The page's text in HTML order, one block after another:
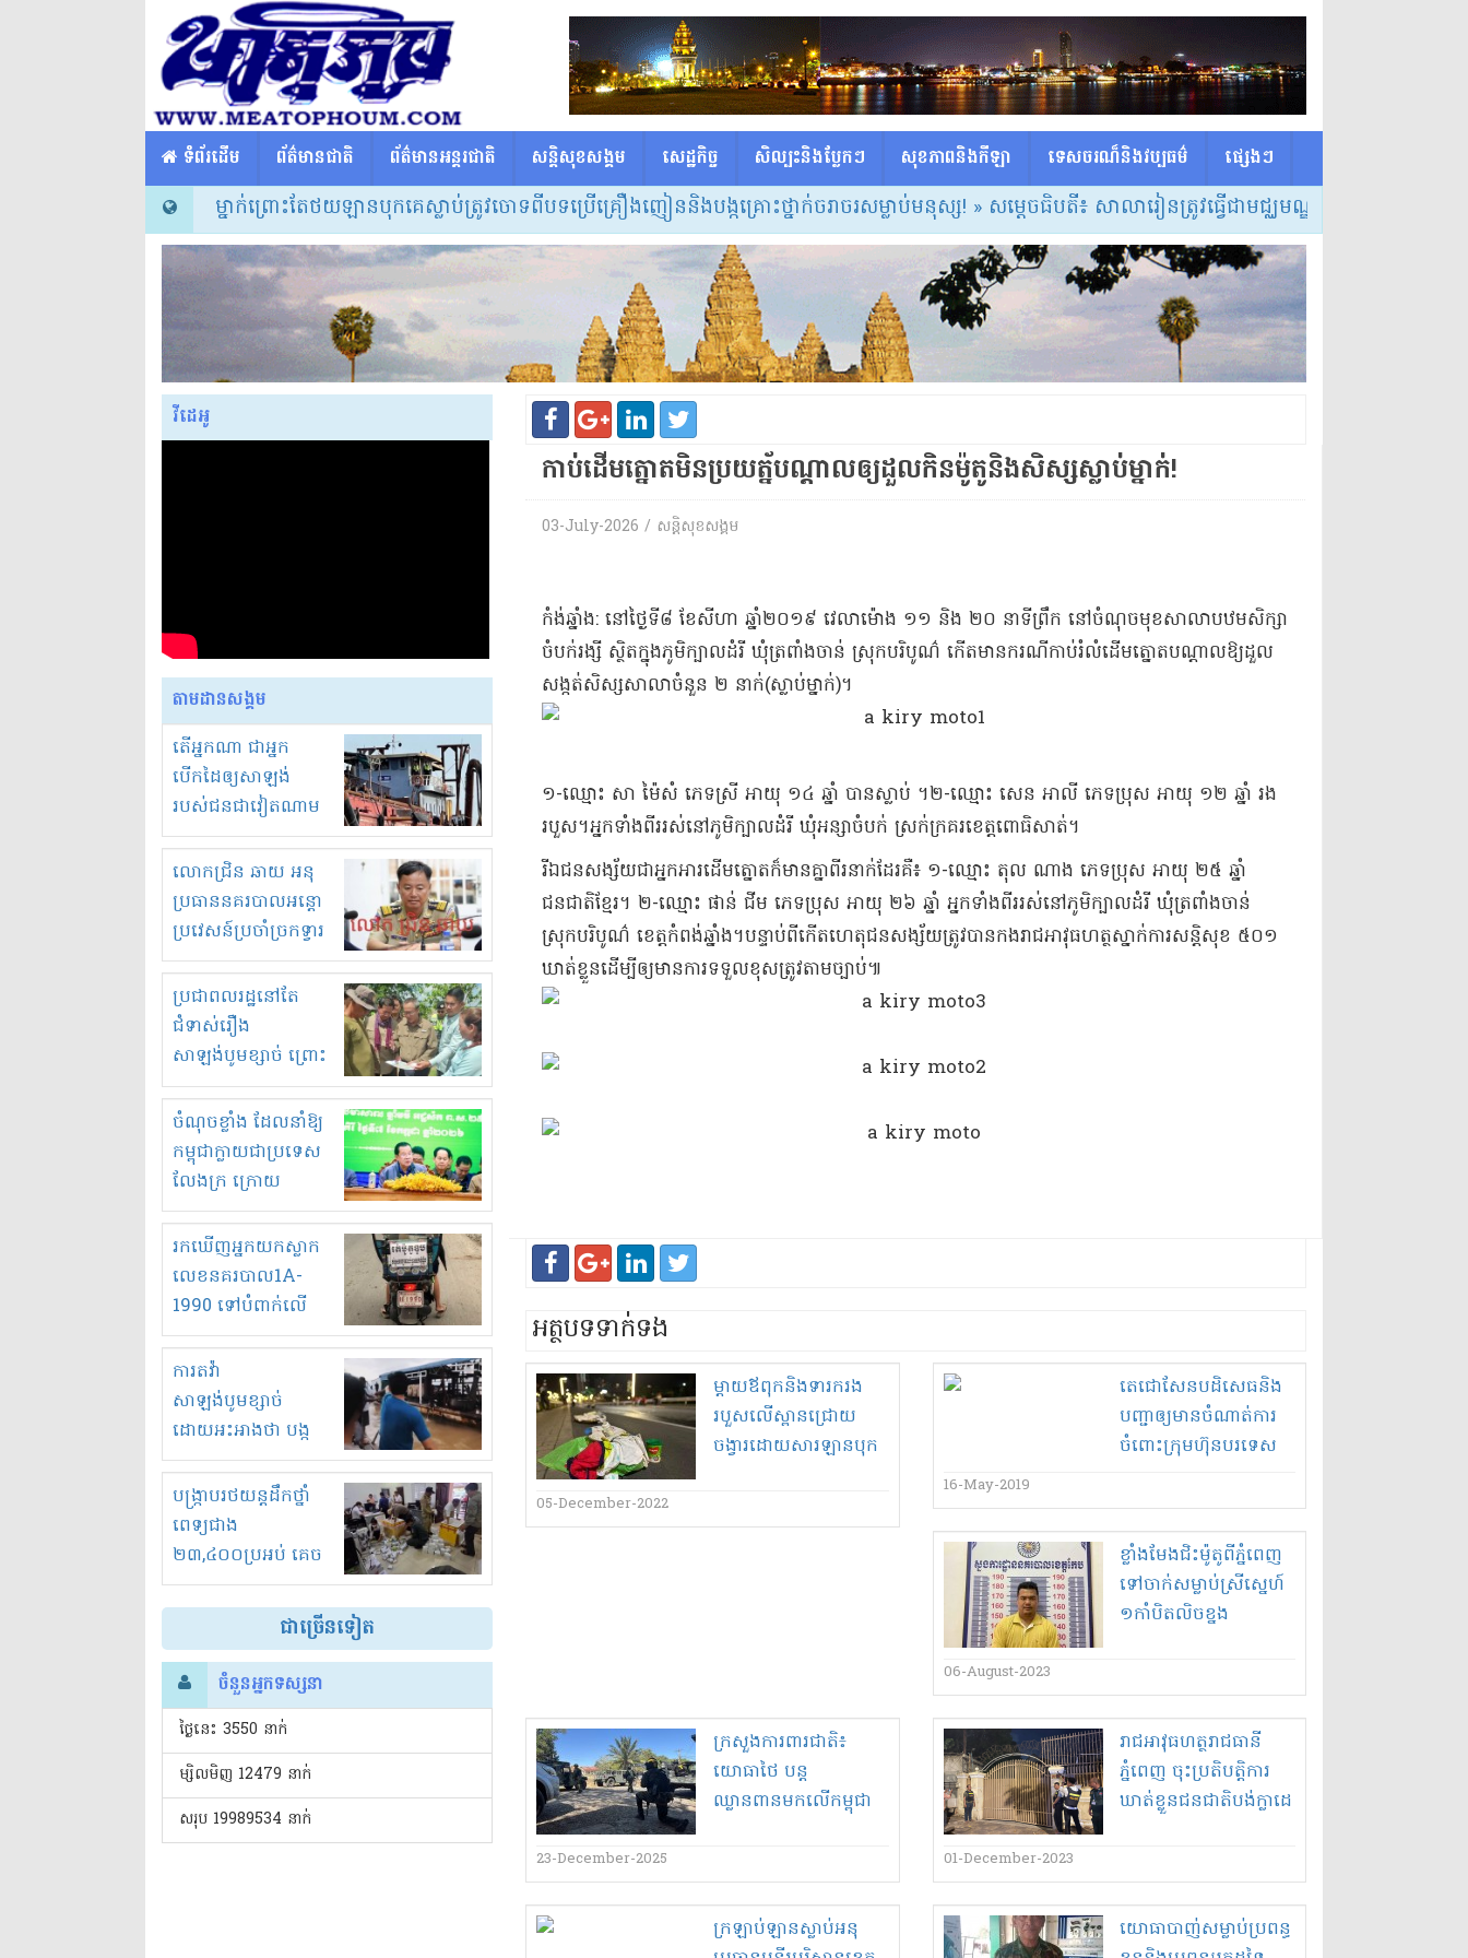
​​ ទំព័រដើម ព័ត៌មានជាតិ ព័ត៌មានអន្តរជាតិ សន្តិសុខសង្គម សេដ្ឋកិច្ច សិល្បះនិងប្លែកៗ សុខភាពនិងកីឡា ទេសចរណ៏និងវប្បធម៌ ផ្សេង​ៗ
» ទ្រីសក្កដាអ្នកសិល្បៈម្នាក់ព្រោះតែថយឡានបុកគេស្លាប់ត្រូវចោទពីបទប្រើគ្រឿងញៀននិងបង្កគ្រោះថ្នាក់ចរាចរសម្លាប់មនុស្ស!» សម្ដេចធិបតី៖ សាលារៀនត្រូវធ្វើជាមជ្ឈមណ្ឌលកំណត់វិធីសាស្ត្រ
វីដេអូ
តាមដានសង្គម
តើអ្នកណា ជាអ្នក
បើកដៃឲ្យសាឡង់
របស់ជនជាវៀតណាម
ចូល មកខុស
ច្បាប់លួចបូមខ្សាច់នៅ
ក្នុងប្រទេសកម្ពុជា
លោកជ្រិន ឆាយ អនុ
ប្រធាននគរបាលអន្តោ
ប្រវេសន៍ប្រចាំច្រកទ្វារ
ព្រំដែនភ្នំឌិន និងឈ្មួញ
មួយចំនួនទៀត
កំពង់តែគុបគិតគ្នា
ធ្វើសកម្មភាពរកស៊ីនិង
ស្តុកទំនិញគេចពន្ធ?
ប្រជាពលរដ្ឋនៅតែ
ជំទាស់រឿង
សាឡង់បូមខ្សាច់ ព្រោះ
ខ្លាចបាក់ច្រាំងទៀត!
ចំណុចខ្លាំង ដែលនាំឱ្យ
កម្ពុជាក្លាយជាប្រទេស
លែងក្រ ក្រោយ
ឆ្នាំ២០៣០
រកឃើញអ្នកយកស្លាក
លេខនគរបាល1A-
1990 ទៅបំពាក់លើ
ម៉ូតូរបស់ខ្លួន ដាកផ្លាក
រត់ឌុបហើយ
ការតវ៉ា
សាឡង់បូមខ្សាច់
ដោយអះអាងថា បង្ក
បាក់ច្រាំងទន្លេ និង
រំខានទាំងយប់ទាំងថ្ងៃ
បង្ក្រាបរថយន្តដឹកថ្នាំ
ពេទ្យជាង
២៣,៤០០ប្រអប់ គេច
ពន្ធនិងអត់ច្បាប់នាំ
ចូល!?
ជាច្រើនទៀត
ចំនួនអ្នកទស្សនា
ថ្ងៃនេះ​ 3550 នាក់
ម្សិលមិញ 12479 នាក់
សរុប 19989534 នាក់
កាប់​ដើមត្នោត​មិន​ប្រ​យ​ត្ន័​បណ្តាល​ឲ្យ​ដួល​កិន​ម៉ូតូ​និង​សិស្ស​ស្លាប់​ម្នាក់​!
03-July-2026 / សន្តិសុខសង្គម
​កំង់​ឆ្នាំង​: នៅ​ថ្ងៃទី​៨ ខែសីហា ឆ្នាំ​២០១៩ វេលា​ម៉ោង ១១ និង ២០ នាទី​ព្រឹក នៅ​ចំណុច​មុខ​សាលាបឋមសិក្សា
ចំបក់​រង្សី ស្ថិត​ក្នុងភូមិ​ក្បាលដំរី ឃុំ​ត្រពាំង​ចាន់ ស្រុក​បរិបូណ៌ កើតមាន​ករណី​កាប់រំលំ​ដើមត្នោត​បណ្ដាលឱ្យ​ដួល​
សង្កត់​សិស្សសាលា​ចំនួន ២ នាក់(ស្លាប់ម្នាក់)​។
១-​ឈ្មោះ សា ម៉ៃ​សំ ភេទ​ស្រី អាយុ ១៤ ឆ្នាំ បាន​ស្លាប់ ។២-​ឈ្មោះ សេន អា​លី ភេទ​ប្រុស អាយុ ១២ ឆ្នាំ រង
របួស​។​​អ្នក​ទាំងពីរ​រស់នៅ​ភូមិ​ក្បាលដំរី ឃុំ​អ​ន្សា​ចំបក់ ស្រក់​ក្រគរ​ខេត្តពោធិសាត់​។​
​រីឯ​ជនសង្ស័យ​ជា​អ្នក​អារ​ដើមត្នោត​ក៏មាន​គ្នា​ពីរ​នាក់​ដែរ​គឺ​៖ ១-​ឈ្មោះ តុល ណា​ង ភេទ​ប្រុស អាយុ ២៥ ឆ្នាំ
ជនជាតិខ្មែរ​។ ២-​ឈ្មោះ ផាន់ ជី​ម ភេទ​ប្រុស អាយុ ២៦ ឆ្នាំ អ្នក​ទាំងពីរ​រស់នៅ​ភូមិ​ក្បាលដំរី ឃុំ​ត្រពាំង​ចាន់
ស្រុក​បរិបូណ៌ ខេត្តកំពង់ឆ្នាំង​។​​បន្ទាប់ពី​កើតហេតុ​ជនសង្ស័យ​ត្រូវបាន​កងរាជអាវុធហត្ថ​ស្នាក់ការ​សន្តិសុខ ៥០១
ឃាត់ខ្លួន​ដើម្បី​ឲ្យ​មានការ​ទទួលខុសត្រូវ​តាមច្បាប់​៕
អត្ថបទទាក់ទង
ម្តាយ​ឪពុក​និង​ទារក​រង
របួស​លើ​ស្ពាន​ជ្រោយ
ចង្វារ​ដោយសារ​ឡាន​បុក​
05-December-2022
តេ​ជោ​សែន​បដិសេធ​និង​
បញ្ជា​ឲ្យ​មាន​ចំណាត់ការ​
ចំពោះ​ក្រុមហ៊ុន​បរទេស​
ធនាគារជាតិ​រកស៊ី​ដោយ​
គ្មាន​ការអនុញ្ញាតិ​!
16-May-2019
ខ្លាំង​មែ​ង​ជិះ​ម៉ូតូ​ពី​ភ្នំពេញ​
ទៅ​ចាក់​សម្លាប់​ស្រី​ស្នេហ៍​
១​កាំបិត​លិច​ខ្នង​
06-August-2023
ក្រសួងការពារជាតិ៖
យោធាថៃ បន្ត
ឈ្លានពានមកលើកម្ពុជា
សមត្ថភាពបំផ្លាញខ្ពស់លើ
គោលដៅស៊ីវិល ធ្វើ
បាត់បង់ជីវិត ២១នាក់
23-December-2025
រាជ​អាវុធហត្ថ​រាជធានី​
ភ្នំពេញ ចុះ​ប្រតិបត្តិ​ការ
ឃាត់ខ្លួន​ជនជាតិ​បង់​ក្លា​ដេ​
នាក់ នៅ​ខណ្ឌ​ជ្រោយចង្វា​
01-December-2023
ក្រឡាប់​ឡាន​ស្លាប់​អនុ
យោធា​បាញ់សម្លាប់​ប្រពន្ធ​